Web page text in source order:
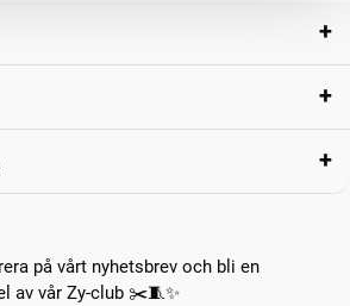
på vårt nyhetsbrev och bli en
av vår Zy-club ✂️🧵✨